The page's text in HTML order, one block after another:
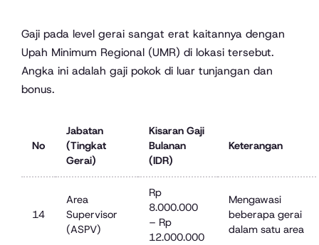
Gaji pada level gerai sangat erat kaitannya dengan
Upah Minimum Regional (UMR) di lokasi tersebut.
Angka ini adalah gaji pokok di luar tunjangan dan
bonus.
No
Jabatan
(Tingkat
Gerai)
Kisaran Gaji
Bulanan
(IDR)
Keterangan
14
Area
Supervisor
(ASPV)
Rp
8.000.000
– Rp
12.000.000
Mengawasi
beberapa gerai
dalam satu area